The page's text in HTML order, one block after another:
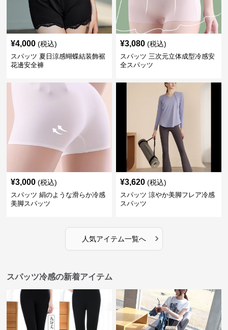
¥4,000 (税込)
スパッツ 夏日涼感蝴蝶結装飾裾
花邊安全褲
¥3,080 (税込)
スパッツ 三次元立体成型冷感安
全スパッツ
¥3,000 (税込)
スパッツ 絹のような滑らか冷感
美脚スパッツ
¥3,620 (税込)
スパッツ 涼やか美脚フレア冷感
スパッツ
人気アイテム一覧へ ›
スパッツ冷感の新着アイテム